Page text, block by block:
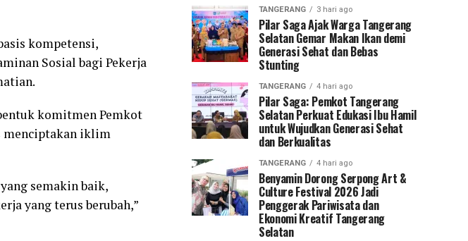
kompetensi,
Sosial bagi Pekerja
komitmen Pemkot
menciptakan iklim
semakin baik,
yang terus berubah,”
TANGERANG 3 hari ago
Pilar Saga Ajak Warga Tangerang
Selatan Gemar Makan Ikan demi
Generasi Sehat dan Bebas
Stunting
TANGERANG 4 hari ago
Pilar Saga: Pemkot Tangerang
Selatan Perkuat Edukasi Ibu Hamil
untuk Wujudkan Generasi Sehat
dan Berkualitas
TANGERANG 4 hari ago
Benyamin Dorong Serpong Art &
Culture Festival 2026 Jadi
Penggerak Pariwisata dan
Ekonomi Kreatif Tangerang
Selatan